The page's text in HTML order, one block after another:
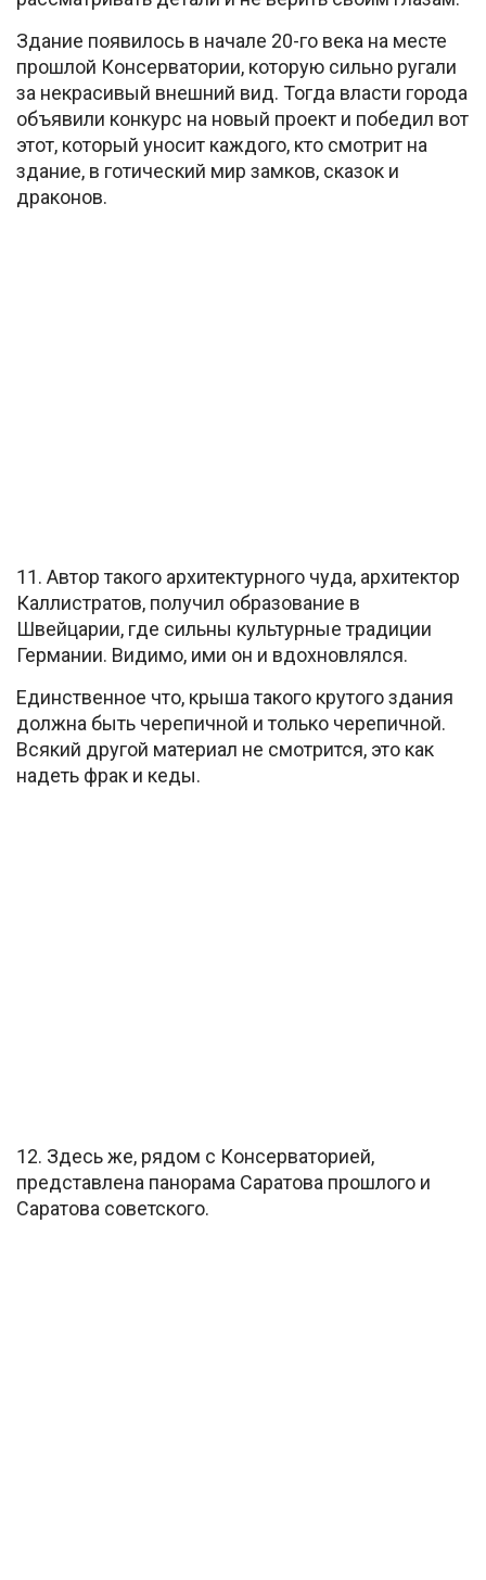
Здание появилось в начале 20-го века на месте
прошлой Консерватории, которую сильно ругали
за некрасивый внешний вид. Тогда власти города
объявили конкурс на новый проект и победил вот
этот, который уносит каждого, кто смотрит на
здание, в готический мир замков, сказок и
драконов.
11. Автор такого архитектурного чуда, архитектор
Каллистратов, получил образование в
Швейцарии, где сильны культурные традиции
Германии. Видимо, ими он и вдохновлялся.
Единственное что, крыша такого крутого здания
должна быть черепичной и только черепичной.
Всякий другой материал не смотрится, это как
надеть фрак и кеды.
12. Здесь же, рядом с Консерваторией,
представлена панорама Саратова прошлого и
Саратова советского.